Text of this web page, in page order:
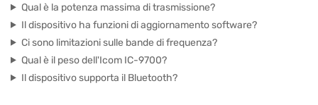
Qual è la potenza massima di trasmissione?
Il dispositivo ha funzioni di aggiornamento software?
Ci sono limitazioni sulle bande di frequenza?
Qual è il peso dell'Icom IC-9700?
Il dispositivo supporta il Bluetooth?